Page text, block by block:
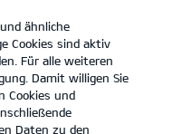
KONTAKT
ähnliche
Cookies sind aktiv
Für alle weiteren
Damit willigen Sie
Cookies und
Daten zu den